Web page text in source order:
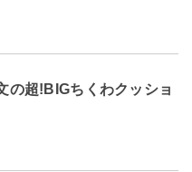
の超!BIGちくわクッショ